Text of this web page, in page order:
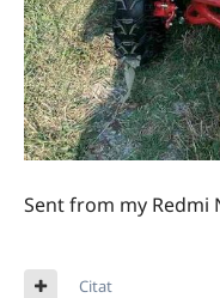
Sent from my Redmi
Citat